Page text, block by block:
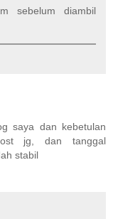
sebelum diambil
saya dan kebetulan
jg, dan tanggal
stabil